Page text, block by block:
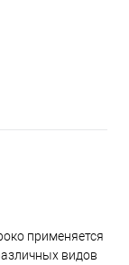
применяется
видов